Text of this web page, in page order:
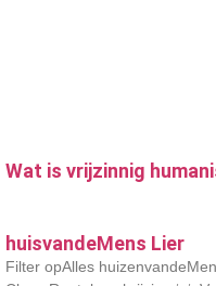
Wat is vrijzinnig
huisvandeMens Lier
Filter opAlles